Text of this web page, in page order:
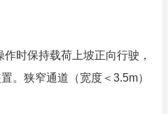
时保持载荷上坡正向行驶，
。狭窄通道（宽度＜3.5m）